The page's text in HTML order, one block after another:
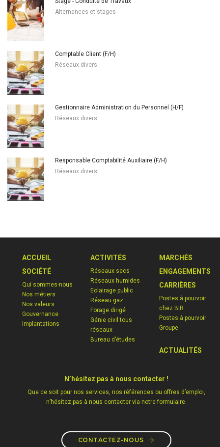
Alternances et stages
Comptable Client (F/H)
Réseaux divers
Gestionnaire Administration du Personnel (H/F)
Réseaux divers
Responsable Comptabilité Auxiliaire (F/H)
Réseaux divers
ACCUEIL
SOCIÉTÉ
Qui sommes-nous
Nos métiers
Nos valeurs
Gouvernance
Implantations
ACTIVITÉS
Réseaux secs
Réseaux humides
Eclairage public
Réseau gaz
Forage dirigé
Génie civil tous
réseaux
Bureau d’études
MARCHÉS
ENGAGEMENTS
CARRIÈRES
Postes à pourvoir
chez BIR
Postes à pourvoir
Groupe
ACTUALITÉS
N’hésitez pas à nous contacter !
Que ce soit pour nos services, nos références ou offres d’emploi,
n’hésitez pas à nous contacter via notre formulaire.
CONTACTEZ-NOUS